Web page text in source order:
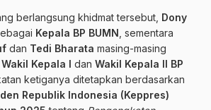
berlangsung khidmat tersebut, Dony
Kepala BP BUMN , sementara
dan Tedi Bharata masing-masing
Wakil Kepala I dan Wakil Kepala II BP
ketiganya ditetapkan berdasarkan
Republik Indonesia (Keppres)